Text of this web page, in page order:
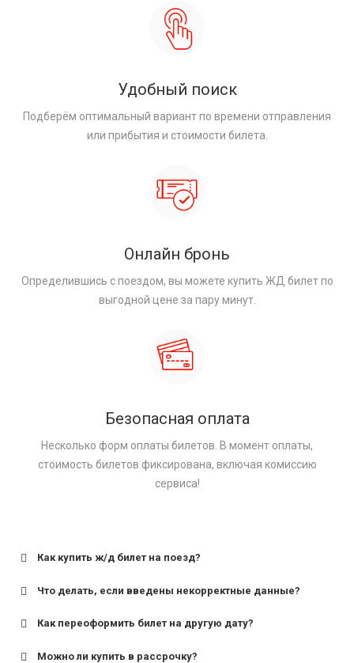
Удобный поиск
Подберём оптимальный вариант по времени отправления
или прибытия и стоимости билета.
Онлайн бронь
Определившись с поездом, вы можете купить ЖД билет по
выгодной цене за пару минут.
Безопасная оплата
Несколько форм оплаты билетов. В момент оплаты,
стоимость билетов фиксирована, включая комиссию
сервиса!
Как купить ж/д билет на поезд?
Что делать, если введены некорректные данные?
Как переоформить билет на другую дату?
Можно ли купить в рассрочку?